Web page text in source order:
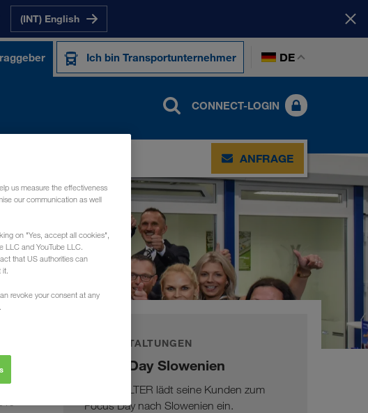
(INT) English
Ich bin Transportunternehmer DE
CONNECT-LOGIN
ANFRAGE
VERANSTALTUNGEN
Focus Day Slowenien
LKW WALTER lädt seine Kunden zum
Focus Day nach Slowenien ein.
us measure the effectiveness
our communication as well
on "Yes, accept all cookies",
LLC and YouTube LLC.
that US authorities can
it.
revoke your consent at any